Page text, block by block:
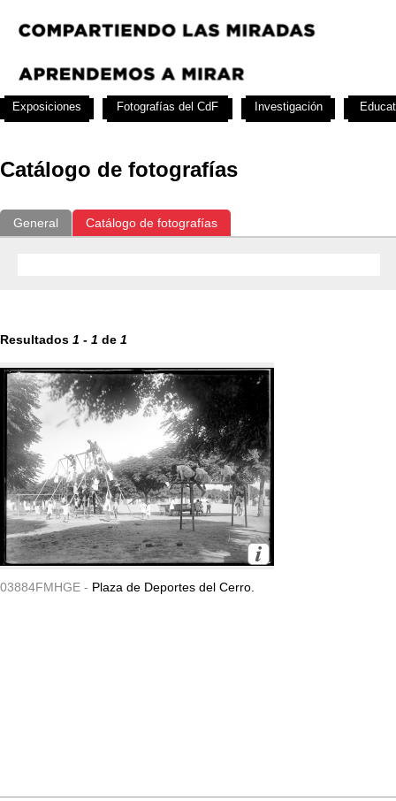
Catálogo de fotografías
General Catálogo de fotografías
Resultados 1 - 1 de 1
03884FMHGE - Plaza de Deportes del Cerro.
Exposiciones Fotografías del CdF Investigación